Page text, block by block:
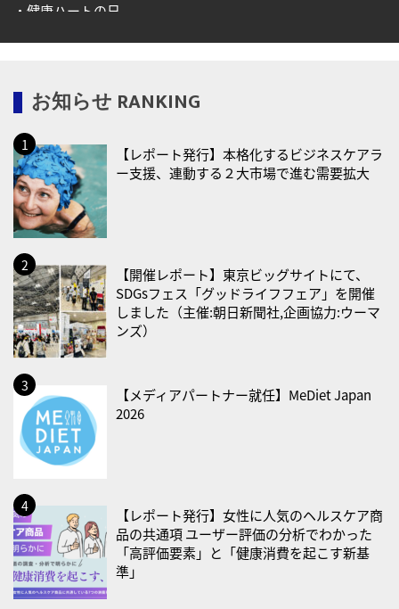
・健康ハートの日
・育児の日
2026/08/13(木)
・一汁三菜の日
2026/08/17(月)
・減塩の日
・防犯の日
2026/08/19(水)
・世界人道デー
・食育の日
2026/08/21(金)
・治療アプリの日
・献血の日
・禁煙の日
2026/08/23(日)
・不眠の日
・乳酸菌の日
お知らせ RANKING
【レポート発行】本格化するビジネスケアラ
ー支援、連動する２大市場で進む需要拡大
【開催レポート】東京ビッグサイトにて、
SDGsフェス「グッドライフフェア」を開催
しました（主催:朝日新聞社,企画協力:ウーマ
ンズ）
【メディアパートナー就任】MeDiet Japan
2026
【レポート発行】女性に人気のヘルスケア商
品の共通項 ユーザー評価の分析でわかった
「高評価要素」と「健康消費を起こす新基
準」